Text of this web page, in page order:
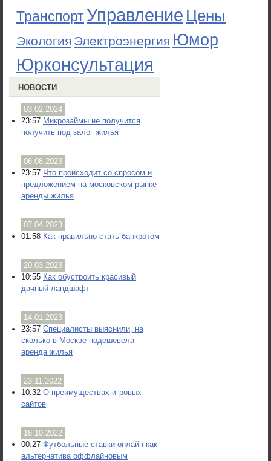
ТранспортУправление Цены
Экология Электроэнергия Юмор
Юрконсультация
НОВОСТИ
03.02.2024
23:57 Микрозаймы не получится
получить под залог жилья
06.08.2023
23:57 Что происходит со спросом и
предложением на московском рынке
аренды жилья
07.04.2023
01:58 Как правильно стать банкротом
20.03.2023
10:55 Как обустроить красивый
дачный ландшафт
14.01.2023
23:57 Специалисты выяснили, на
сколько в Москве подешевела
аренда жилья
23.11.2022
10:32 О преимуществах игровых
сайтов
16.10.2022
00:27 Футбольные ставки онлайн как
альтернатива оффлайновым